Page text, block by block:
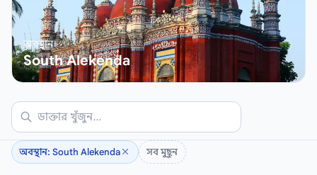
অবস্থান
South Alekenda
অবস্থান: South Alekenda সব মুছুন